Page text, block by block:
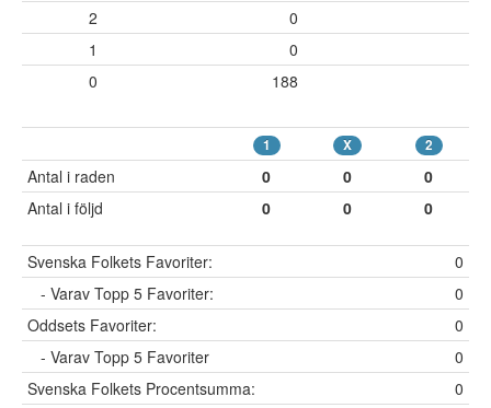
2
0
1
0
0
188
1 X 2
Antal i raden 0 0
0
Antal i följd
0 0 0
Svenska Folkets Favoriter:
0
- Varav Topp 5 Favoriter:
0
Oddsets Favoriter:
0
- Varav Topp 5 Favoriter
0
Svenska Folkets Procentsumma:
0